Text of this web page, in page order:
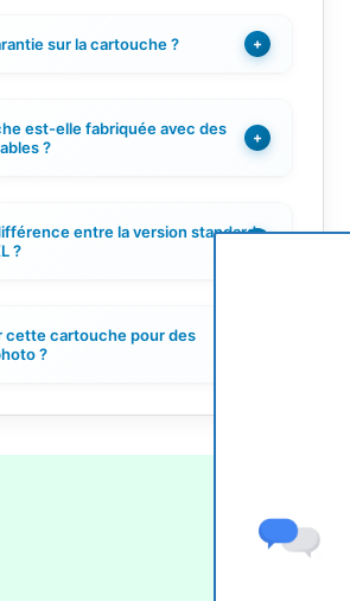
sur la cartouche ? +
est-elle fabriquée avec des
?
+
entre la version standard
?
cette cartouche pour des
?